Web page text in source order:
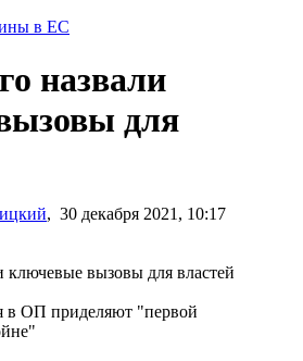
в ЕС
назвали
для
, 30 декабря 2021, 10:17
в ОП приделяют "первой